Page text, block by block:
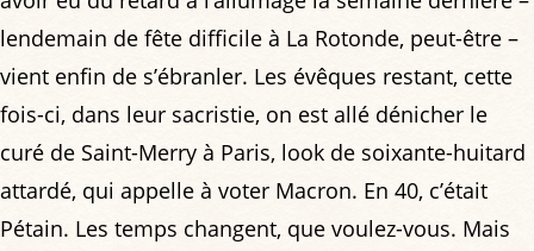
lendemain de fête difficile à La Rotonde, peut-être –
vient enfin de s’ébranler. Les évêques restant, cette
fois-ci, dans leur sacristie, on est allé dénicher le
curé de Saint-Merry à Paris, look de soixante-huitard
attardé, qui appelle à voter Macron. En 40, c’était
Pétain. Les temps changent, que voulez-vous. Mais